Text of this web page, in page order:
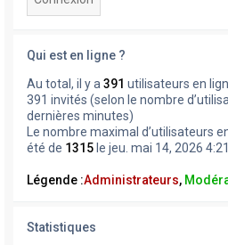
Qui est en ligne ?
Au total, il y a 391 utilisateurs en
391 invités (selon le nombre
dernières minutes)
Le nombre maximal d’utilisateurs
été de 1315 le jeu. mai 14, 2026
Légende :Administrateurs,
Statistiques